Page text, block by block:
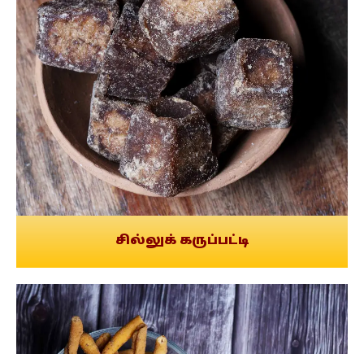
சில்லுக் கருப்பட்டி